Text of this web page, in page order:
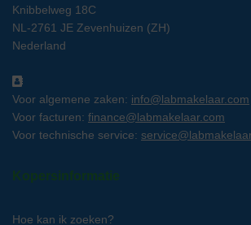
Knibbelweg 18C
NL-2761 JE Zevenhuizen (ZH)
Nederland
Voor algemene zaken: info@labmakelaar.com
Voor facturen: finance@labmakelaar.com
Voor technische service:
Kopersinformatie
Hoe kan ik zoeken?